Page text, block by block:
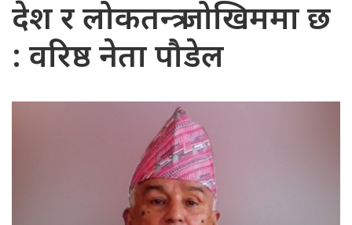
देश र लोकतन्त्र जोखिममा छ
: वरिष्ठ नेता पौडेल